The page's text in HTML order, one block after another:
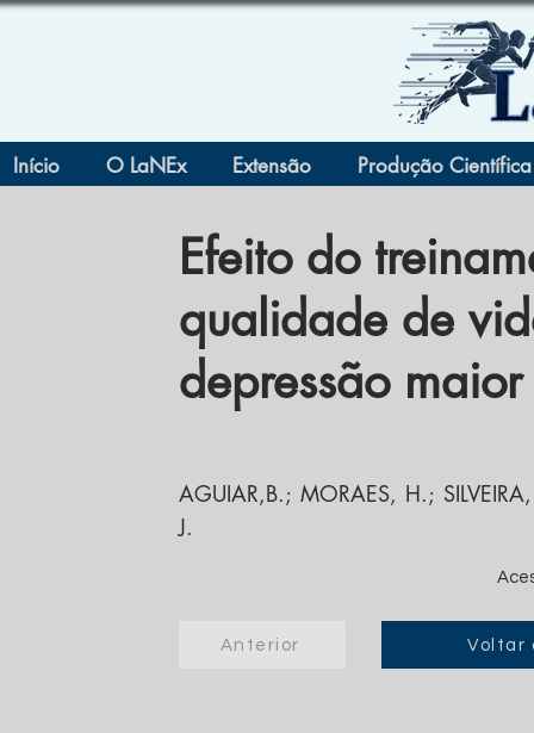
Início O LaNEx Extensão Produção Científica
Efeito do
qualidade de
depressão maior
AGUIAR,B.; MORAES, H.;
J.
Anterior Voltar